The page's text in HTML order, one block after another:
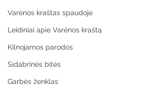
Varėnos kraštas spaudoje
Leidiniai apie Varėnos kraštą
Kilnojamos parodos
Sidabrinės bitės
Garbės ženklas